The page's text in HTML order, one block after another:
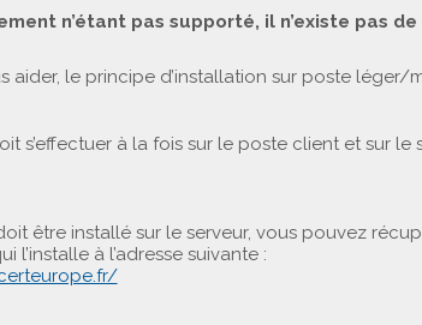
n’étant pas supporté, il n’existe pas
aider, le principe d’installation sur poste léger/
s’effectuer à la fois sur le poste client et sur
être installé sur le serveur, vous pouvez
l’installe à l’adresse suivante :